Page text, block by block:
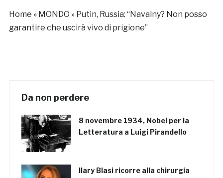
Home » MONDO » Putin, Russia: “Navalny? Non posso
garantire che uscirà vivo di prigione”
Da non perdere
8 novembre 1934, Nobel per la
Letteratura a Luigi Pirandello
Ilary Blasi ricorre alla chirurgia